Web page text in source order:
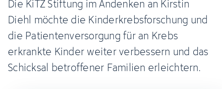
Die KiTZ Stiftung im Andenken an Kirstin
Diehl möchte die Kinderkrebsforschung und
die Patientenversorgung für an Krebs
erkrankte Kinder weiter verbessern und das
Schicksal betroffener Familien erleichtern.